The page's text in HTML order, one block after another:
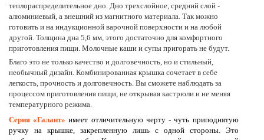
теплораспределительное дно. Дно трехслойное, средний слой -
алюминиевый, а внешний из магнитного материала. Так можно
готовить и на индукционной варочной поверхности и на любой
другой. Толщина дна 5,6 мм, этого достаточно для комфортного
приготовления пищи. Молочные каши и супы пригорать не будут.
Благо это не только качество и долговечность, но и стильный,
необычный дизайн. Комбинированная крышка сочетает в себе
легкость, прочность и долговечность. Вы сможете наблюдать за
процессом приготовления пищи, не открывая кастрюли и не меняя
температурного режима.
Серия «Галант» имеет отличительную черту - чуть приподнятую
ручку на крышке, закрепленную лишь с одной стороны. Это